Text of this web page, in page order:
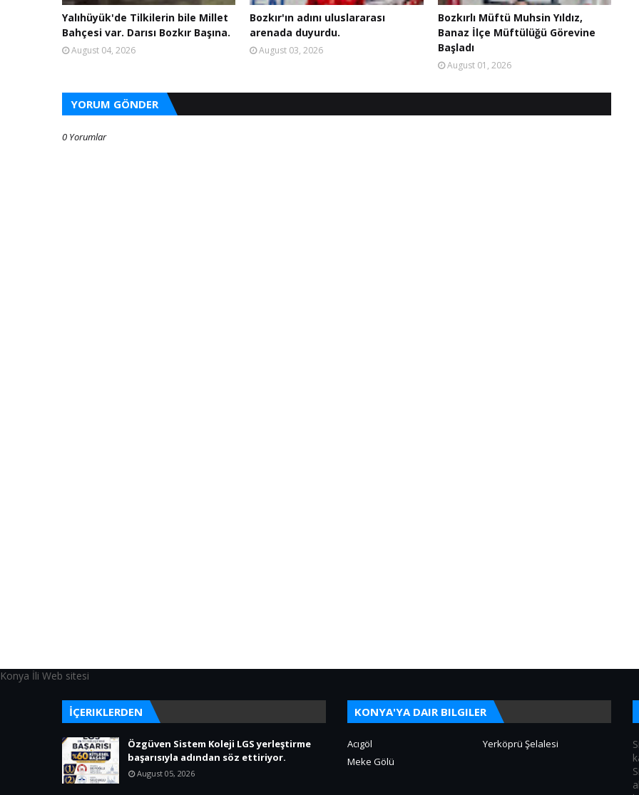
Yalıhüyük'de Tilkilerin bile Millet
Bahçesi var. Darısı Bozkır Başına.
August 04, 2026
Bozkır'ın adını uluslararası
arenada duyurdu.
August 03, 2026
Bozkırlı Müftü Muhsin Yıldız,
Banaz İlçe Müftülüğü Görevine
Başladı
August 01, 2026
YORUM GÖNDER
0 Yorumlar
Konya İli Web sitesi
İÇERIKLERDEN
Özgüven Sistem Koleji LGS yerleştirme
başarısıyla adından söz ettiriyor.
August 05, 2026
KONYA'YA DAIR BILGILER
Acıgöl
Yerköprü Şelalesi
Meke Gölü